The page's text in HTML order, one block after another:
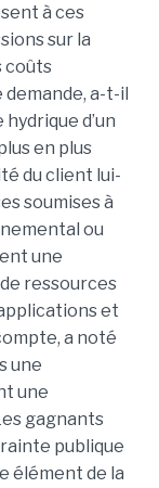
à ces
sur la
coûts
demande, a-t-il
d’un
en plus
du client lui-
soumises à
ou
une
ressources
et
a noté
une
une
gagnants
publique
élément de la